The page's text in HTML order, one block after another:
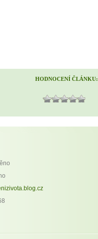
HODNOCENÍ ČLÁNKU: